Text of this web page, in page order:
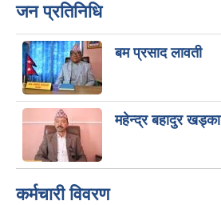
जन प्रतिनिधि
बम प्रसाद लावती
महेन्द्र बहादुर खड्का
कर्मचारी विवरण